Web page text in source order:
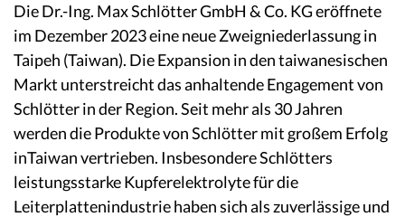
Die Dr.-Ing. Max Schlötter GmbH & Co. KG eröffnete
im Dezember 2023 eine neue Zweigniederlassung in
Taipeh (Taiwan). Die Expansion in den taiwanesischen
Markt unterstreicht das anhaltende Engagement von
Schlötter in der Region. Seit mehr als 30 Jahren
werden die Produkte von Schlötter mit großem Erfolg
inTaiwan vertrieben. Insbesondere Schlötters
leistungsstarke Kupferelektrolyte für die
Leiterplattenindustrie haben sich als zuverlässige und